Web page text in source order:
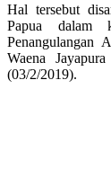
Hal tersebut
Papua dalam
Waena
(03/2/2019).